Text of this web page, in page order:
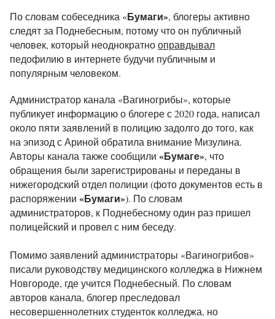
По словам собеседника «Бумаги», блогеры активно
следят за Поднебесным, потому что он публичный
человек, который неоднократнооправдывал
педофилию в интернете будучи публичным и
популярным человеком.
Администратор канала «Вагиногрибы», которые
публикует информацию о блогере с 2020 года, написал
около пяти заявлений в полицию задолго до того, как
на эпизод с Ариной обратила внимание Мизулина.
Авторы канала также сообщили «Бумаге», что
обращения были зарегистрированы и переданы в
нижегородский отдел полиции (фото документов есть в
распоряжении «Бумаги»). По словам
администраторов, к Поднебесному один раз пришел
полицейский и провел с ним беседу.
Помимо заявлений администраторы «Вагиногрибов»
писали руководству медицинского колледжа в Нижнем
Новгороде, где учится Поднебесный. По словам
авторов канала, блогер преследовал
несовершеннолетних студенток колледжа, но